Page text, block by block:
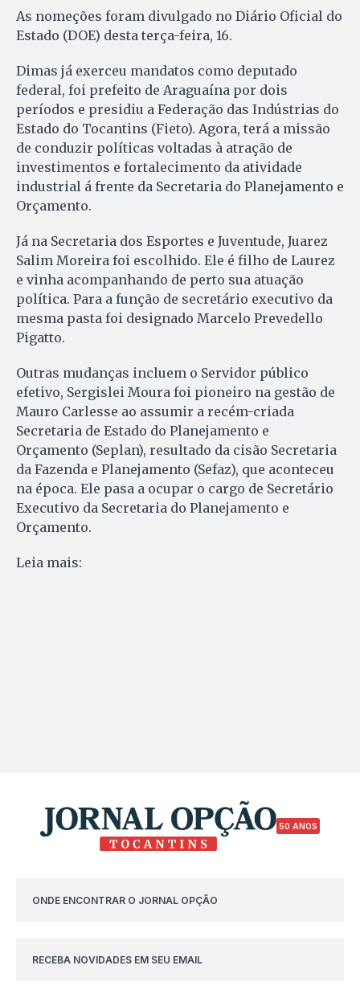
As nomeções foram divulgado no Diário Oficial do
Estado (DOE) desta terça-feira, 16.
Dimas já exerceu mandatos como deputado
federal, foi prefeito de Araguaína por dois
períodos e presidiu a Federação das Indústrias do
Estado do Tocantins (Fieto). Agora, terá a missão
de conduzir políticas voltadas à atração de
investimentos e fortalecimento da atividade
industrial á frente da Secretaria do Planejamento e
Orçamento.
Já na Secretaria dos Esportes e Juventude, Juarez
Salim Moreira foi escolhido. Ele é filho de Laurez
e vinha acompanhando de perto sua atuação
política. Para a função de secretário executivo da
mesma pasta foi designado Marcelo Prevedello
Pigatto.
Outras mudanças incluem o Servidor público
efetivo, Sergislei Moura foi pioneiro na gestão de
Mauro Carlesse ao assumir a recém-criada
Secretaria de Estado do Planejamento e
Orçamento (Seplan), resultado da cisão Secretaria
da Fazenda e Planejamento (Sefaz), que aconteceu
na época. Ele pasa a ocupar o cargo de Secretário
Executivo da Secretaria do Planejamento e
Orçamento.
Leia mais:
50 ANOS
ONDE ENCONTRAR O JORNAL OPÇÃO
RECEBA NOVIDADES EM SEU EMAIL